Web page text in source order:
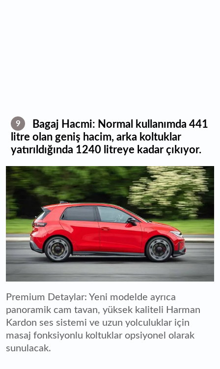
9
Bagaj Hacmi: Normal kullanımda 441
litre olan geniş hacim, arka koltuklar
yatırıldığında 1240 litreye kadar çıkıyor.
Premium Detaylar: Yeni modelde ayrıca
panoramik cam tavan, yüksek kaliteli Harman
Kardon ses sistemi ve uzun yolculuklar için
masaj fonksiyonlu koltuklar opsiyonel olarak
sunulacak.